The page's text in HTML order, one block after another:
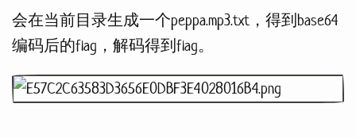
会在当前目录生成一个peppa.mp3.txt，得到base64
编码后的flag，解码得到flag。